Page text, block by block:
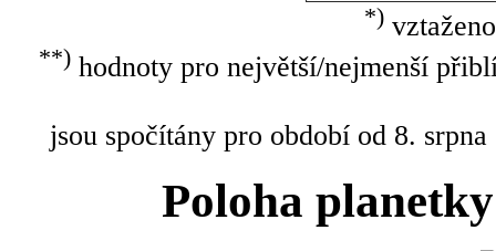
*)
**)hodnoty pro největší/nejmenší
jsou spočítány pro období od 8.
Poloha